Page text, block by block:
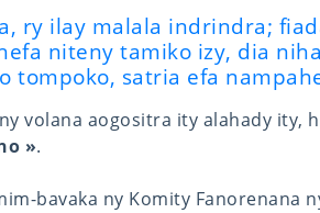
ry ilay malala indrindra;
niteny tamiko izy, dia
tompoko, satria efa
volana aogositra ity alahady ity,
».
bavaka ny Komity Fanorenana